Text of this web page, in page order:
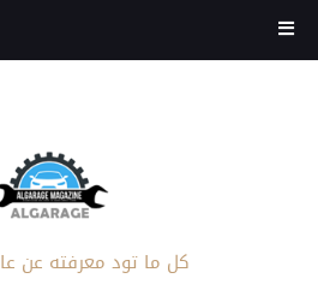
كل ما تود معرفته عن